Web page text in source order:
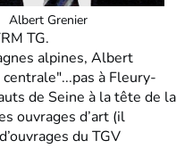
Albert Grenier​​​​​
TG.
alpines, Albert
à Fleury-
de Seine à la tête de la
ouvrages d’art (il
du TGV